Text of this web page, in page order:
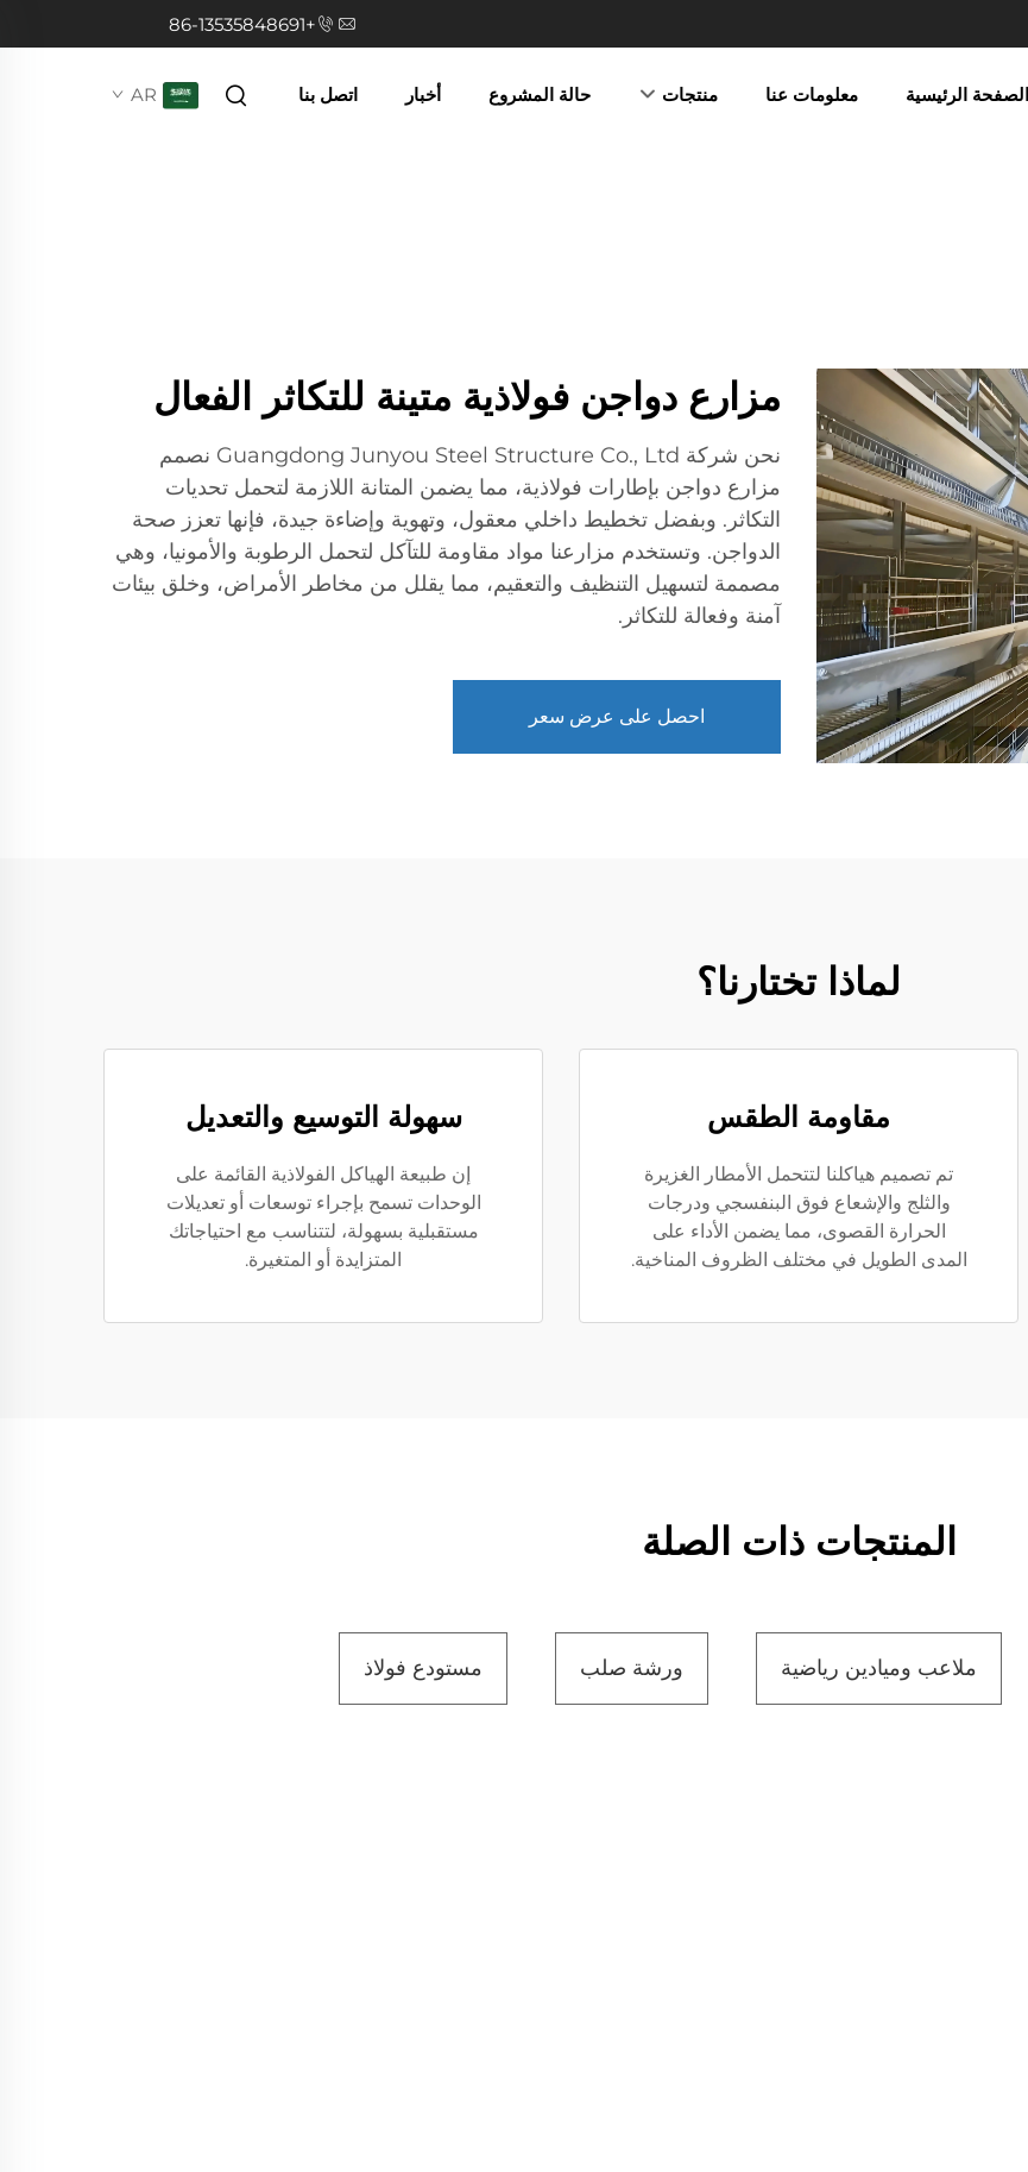
+86-13535848691
الصفحة الرئيسية معلومات عنا منتجات حالة المشروع أخبار اتصل بنا AR
مزارع دواجن فولاذية متينة للتكاثر الفعال
نحن شركة Guangdong Junyou Steel Structure Co., Ltd نصمم
مزارع دواجن بإطارات فولاذية، مما يضمن المتانة اللازمة لتحمل تحديات
التكاثر. وبفضل تخطيط داخلي معقول، وتهوية وإضاءة جيدة، فإنها تعزز صحة
الدواجن. وتستخدم مزارعنا مواد مقاومة للتآكل لتحمل الرطوبة والأمونيا، وهي
مصممة لتسهيل التنظيف والتعقيم، مما يقلل من مخاطر الأمراض، وخلق بيئات
آمنة وفعالة للتكاثر.
احصل على عرض سعر
لماذا تختارنا؟
مقاومة الطقس
تم تصميم هياكلنا لتتحمل الأمطار الغزيرة
والثلج والإشعاع فوق البنفسجي ودرجات
الحرارة القصوى، مما يضمن الأداء على
المدى الطويل في مختلف الظروف المناخية.
سهولة التوسيع والتعديل
إن طبيعة الهياكل الفولاذية القائمة على
الوحدات تسمح بإجراء توسعات أو تعديلات
مستقبلية بسهولة، لتتناسب مع احتياجاتك
المتزايدة أو المتغيرة.
المنتجات ذات الصلة
ملاعب وميادين رياضية ورشة صلب مستودع فولاذ